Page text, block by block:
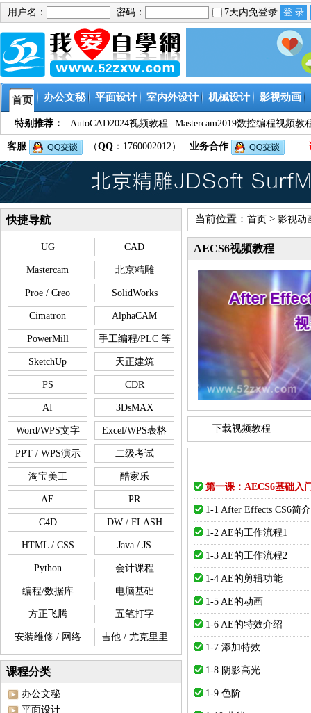
用户名： 密码： 7天内免登录
首页 办公文秘 平面设计 室内外设计 机械设计 影视动画
特别推荐： AutoCAD2024视频教程 Mastercam2019数控编程视频教
客服 （QQ ：1760002012） 业务合作
快捷导航
UG CAD
Mastercam 北京精雕
Proe / Creo SolidWorks
Cimatron AlphaCAM
PowerMill 手工编程/PLC 等
SketchUp 天正建筑
PS CDR
AI 3DsMAX
Word/WPS文字 Excel/WPS表格
PPT / WPS演示 二级考试
淘宝美工 酷家乐
AE PR
C4D DW / FLASH
HTML / CSS Java / JS
Python 会计课程
编程/数据库 电脑基础
方正飞腾 五笔打字
安装维修 / 网络 吉他 / 尤克里里
课程分类
办公文秘
平面设计
当前位置： 首页 > 影视动
AECS6视频教程
下载视频教程
第一课：AECS6基础入
1-1 After Effects CS6简
1-2 AE的工作流程1
1-3 AE的工作流程2
1-4 AE的剪辑功能
1-5 AE的动画
1-6 AE的特效介绍
1-7 添加特效
1-8 阴影高光
1-9 色阶